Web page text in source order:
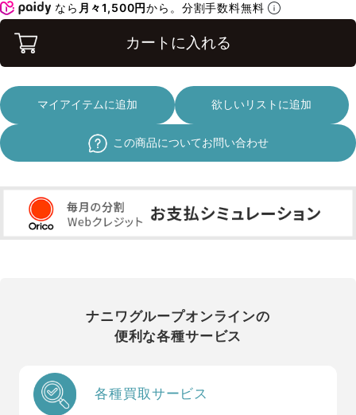
なら 月々1,500円から。分割手数料無料
カートに入れる
マイアイテムに追加 欲しいリストに追加
この商品についてお問い合わせ
ナニワグループオンラインの
便利な各種サービス
各種買取サービス